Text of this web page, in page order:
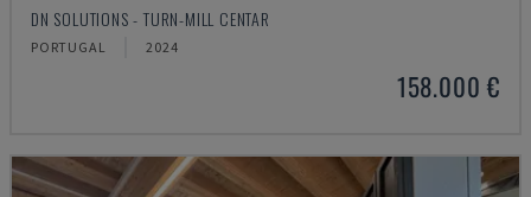
DN SOLUTIONS - TURN-MILL CENTAR
PORTUGAL 2024
158.000 €